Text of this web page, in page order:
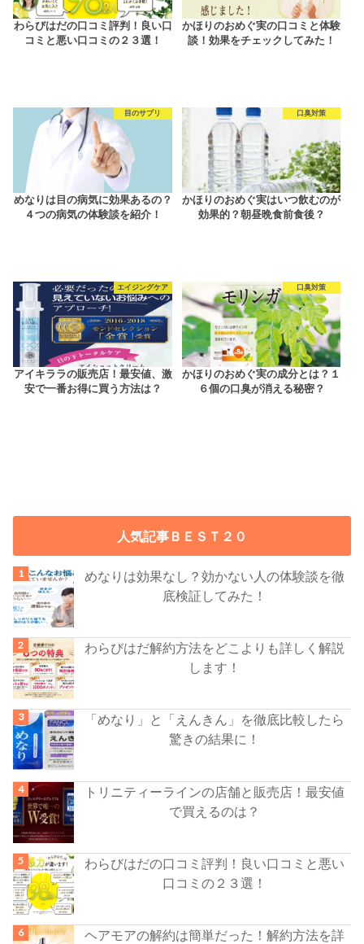
わらびはだの口コミ評判！良い口
コミと悪い口コミの２３選！
かほりのおめぐ実の口コミと体験
談！効果をチェックしてみた！
目のサプリ
めなりは目の病気に効果あるの？
４つの病気の体験談を紹介！
口臭対策
かほりのおめぐ実はいつ飲むのが
効果的？朝昼晩食前食後？
エイジングケア
アイキララの販売店！最安値、激
安で一番お得に買う方法は？
口臭対策
かほりのおめぐ実の成分とは？１
６個の口臭が消える秘密？
人気記事ＢＥＳＴ２０
めなりは効果なし？効かない人の体験談を徹
底検証してみた！
わらびはだ解約方法をどこよりも詳しく解説
します！
「めなり」と「えんきん」を徹底比較したら
驚きの結果に！
トリニティーラインの店舗と販売店！最安値
で買えるのは？
わらびはだの口コミ評判！良い口コミと悪い
口コミの２３選！
ヘアモアの解約は簡単だった！解約方法を詳